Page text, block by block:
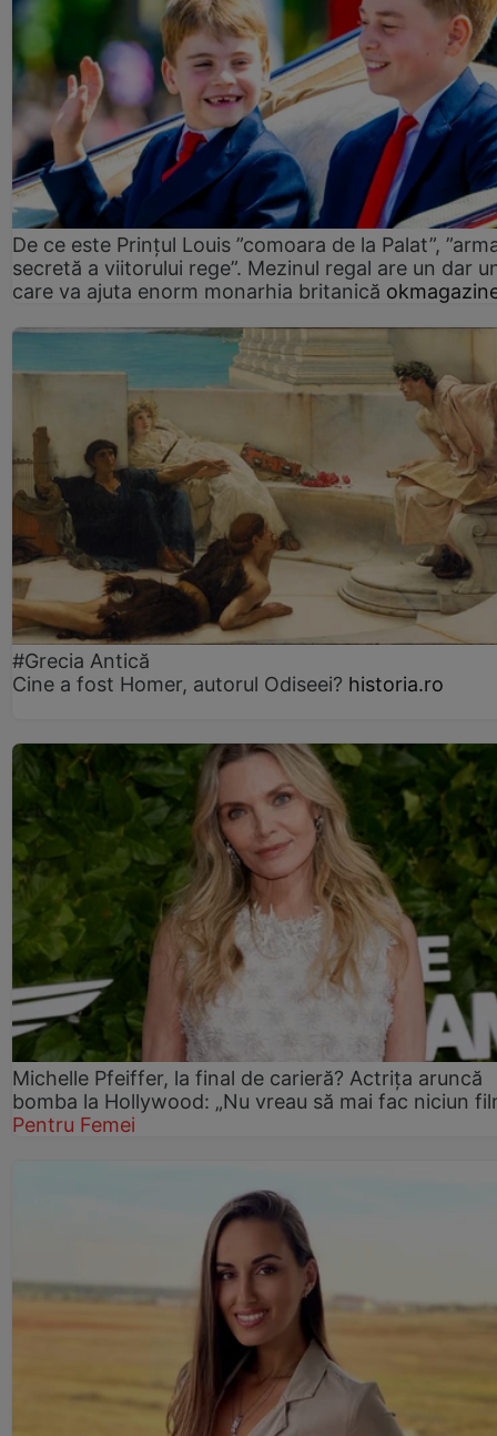
De ce este Prințul Louis ”comoara de la Palat”,
secretă a viitorului rege”. Mezinul regal are un dar
care va ajuta enorm monarhia britanică
#Grecia Antică
Cine a fost Homer, autorul Odiseei? historia.ro
Michelle Pfeiffer, la final de carieră? Actrița aruncă
bomba la Hollywood: „Nu vreau să mai fac niciun
Pentru Femei